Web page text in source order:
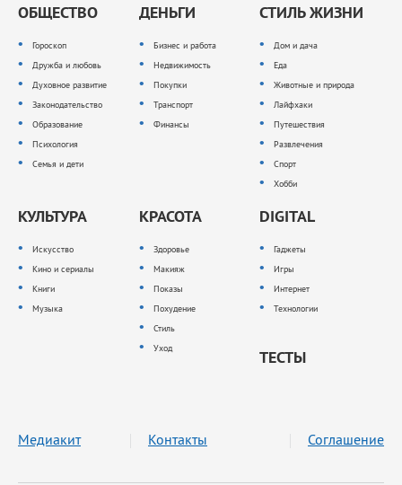
ОБЩЕСТВО
Гороскоп
Дружба и любовь
Духовное развитие
Законодательство
Образование
Психология
Семья и дети
ДЕНЬГИ
Бизнес и работа
Недвижимость
Покупки
Транспорт
Финансы
СТИЛЬ ЖИЗНИ
Дом и дача
Еда
Животные и природа
Лайфхаки
Путешествия
Развлечения
Спорт
Хобби
КУЛЬТУРА
Искусство
Кино и сериалы
Книги
Музыка
КРАСОТА
Здоровье
Макияж
Показы
Похудение
Стиль
Уход
DIGITAL
Гаджеты
Игры
Интернет
Технологии
ТЕСТЫ
Медиакит Контакты Соглашение